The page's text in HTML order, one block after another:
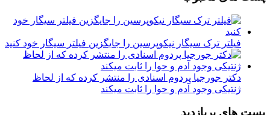
فیلتر ترک سیگار نیکوپرسین را جایگزین فیلتر سیگار خود کنید
دکتر جورجیا پردوم اسنادی را منتشر کرده که از لحاظ
ژنتیکی وجود آدم و حوا را ثابت میکند
پست های پربازدید